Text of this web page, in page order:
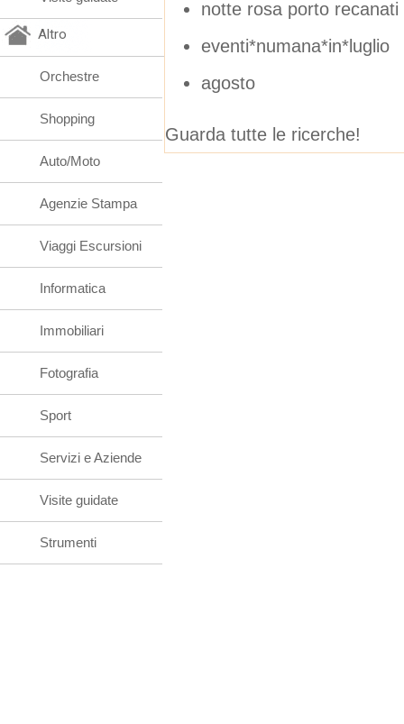
notte rosa porto recanati
eventi*numana*in*luglio
agosto
Guarda tutte le ricerche!
Altro
Orchestre
Shopping
Auto/Moto
Agenzie Stampa
Viaggi Escursioni
Informatica
Immobiliari
Fotografia
Sport
Servizi e Aziende
Visite guidate
Strumenti